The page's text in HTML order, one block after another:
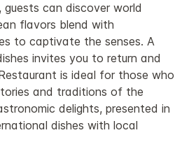
guests can discover world
flavors blend with
to captivate the senses. A
invites you to return and
is ideal for those who
and traditions of the
delights, presented in
dishes with local